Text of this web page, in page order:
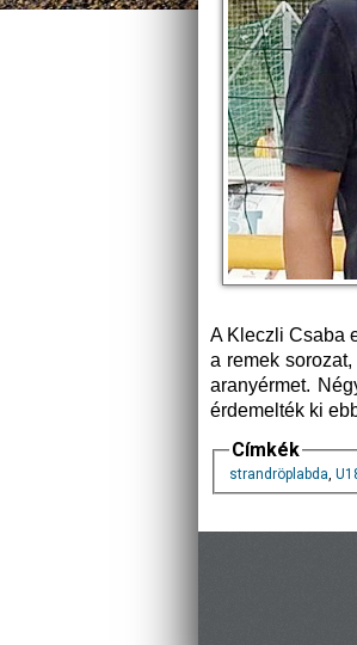
A Kleczli Csaba
a remek
aranyérmet.
érdemelték ki
Címkék
strandröplabda,